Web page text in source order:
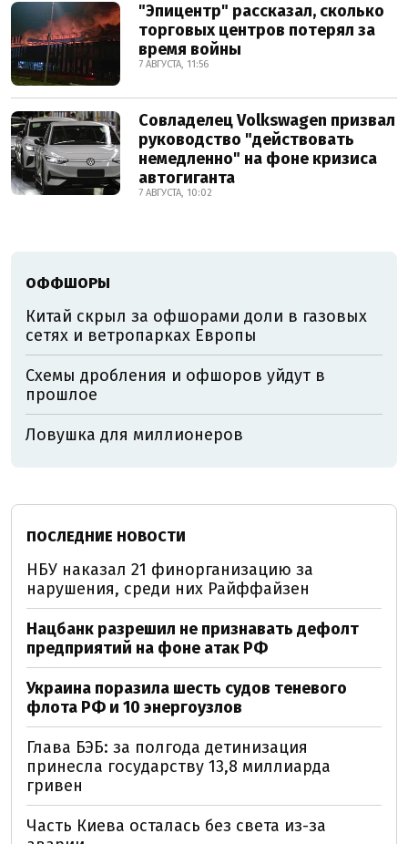
"Эпицентр" рассказал, сколько
торговых центров потерял за
время войны
7 АВГУСТА, 11:56
Совладелец Volkswagen призвал
руководство "действовать
немедленно" на фоне кризиса
автогиганта
7 АВГУСТА, 10:02
ОФФШОРЫ
Китай скрыл за офшорами доли в газовых
сетях и ветропарках Европы
Схемы дробления и офшоров уйдут в
прошлое
Ловушка для миллионеров
ПОСЛЕДНИЕ НОВОСТИ
НБУ наказал 21 финорганизацию за
нарушения, среди них Райффайзен
Нацбанк разрешил не признавать дефолт
предприятий на фоне атак РФ
Украина поразила шесть судов теневого
флота РФ и 10 энергоузлов
Глава БЭБ: за полгода детинизация
принесла государству 13,8 миллиарда
гривен
Часть Киева осталась без света из-за